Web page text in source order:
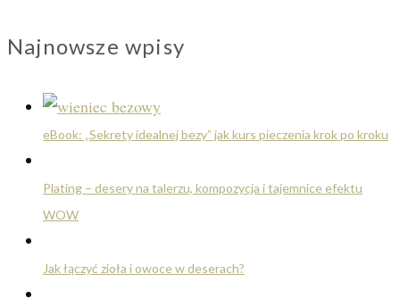
Najnowsze wpisy
eBook: „Sekrety idealnej bezy” jak kurs pieczenia krok po kroku
Plating – desery na talerzu, kompozycja i tajemnice efektu
WOW
Jak łączyć zioła i owoce w deserach?